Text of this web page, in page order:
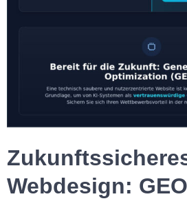
Webdesign: